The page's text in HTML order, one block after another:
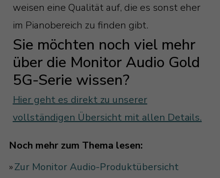
weisen eine Qualität auf, die es sonst eher
im Pianobereich zu finden gibt.
Sie möchten noch viel mehr
über die Monitor Audio Gold
5G-Serie wissen?
Hier geht es direkt zu unserer
vollständigen Übersicht mit allen Details.
Noch mehr zum Thema lesen:
»Zur Monitor Audio-Produktübersicht